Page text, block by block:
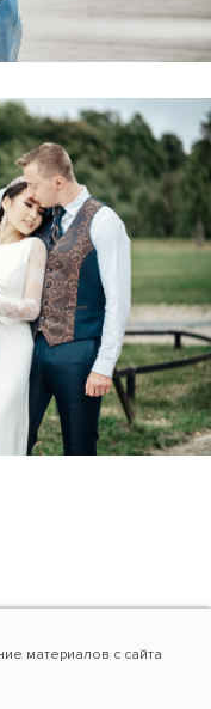
материалов с сайта